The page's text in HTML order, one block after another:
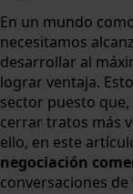
En un mundo
necesitamos
desarrollar al
lograr ventaja.
sector puesto
cerrar tratos más
ello, en este
negociación
conversaciones